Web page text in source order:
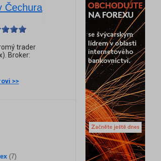
Čechura
trader
Broker:
>>
(7)